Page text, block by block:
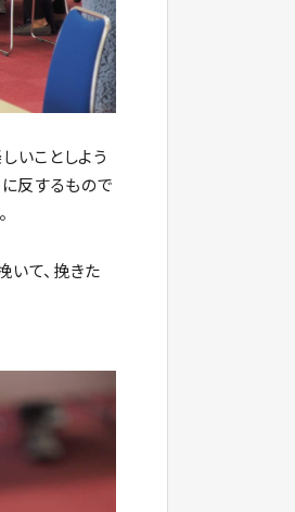
いことしよう
に反するもので
いて、挽きた